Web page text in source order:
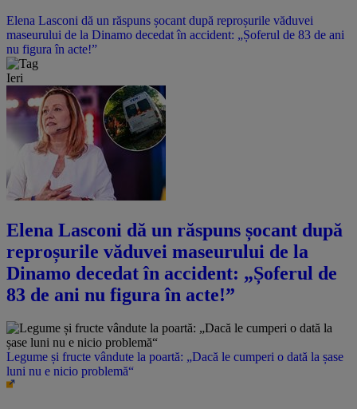
Elena Lasconi dă un răspuns șocant după reproșurile văduvei
maseurului de la Dinamo decedat în accident: „Șoferul de 83 de ani
nu figura în acte!”
Ieri
Elena Lasconi dă un răspuns șocant după
reproșurile văduvei maseurului de la
Dinamo decedat în accident: „Șoferul de
83 de ani nu figura în acte!”
Legume și fructe vândute la poartă: „Dacă le cumperi o dată la șase
luni nu e nicio problemă“